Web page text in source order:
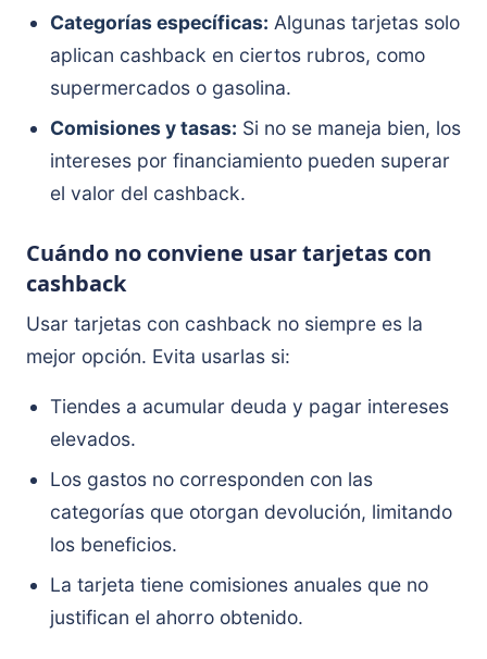
Categorías específicas: Algunas tarjetas solo
aplican cashback en ciertos rubros, como
supermercados o gasolina.
Comisiones y tasas: Si no se maneja bien, los
intereses por financiamiento pueden superar
el valor del cashback.
Cuándo no conviene usar tarjetas con
cashback
Usar tarjetas con cashback no siempre es la
mejor opción. Evita usarlas si:
Tiendes a acumular deuda y pagar intereses
elevados.
Los gastos no corresponden con las
categorías que otorgan devolución, limitando
los beneficios.
La tarjeta tiene comisiones anuales que no
justifican el ahorro obtenido.